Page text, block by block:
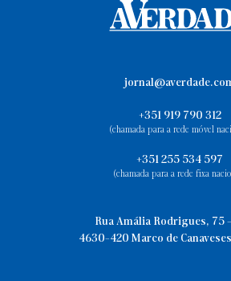
+351 919 790 312
(chamada para a rede móvel
+351 255 534 597
(chamada para a rede fixa
Rua Amália Rodrigues, 75
4630-420 Marco de